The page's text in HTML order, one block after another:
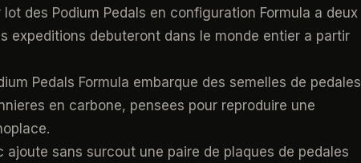
des Podium Pedals en configuration Formula a deux
expeditions debuteront dans le monde entier a partir
Pedals Formula embarque des semelles de pedales
en carbone, pensees pour reproduire une
ajoute sans surcout une paire de plaques de pedales